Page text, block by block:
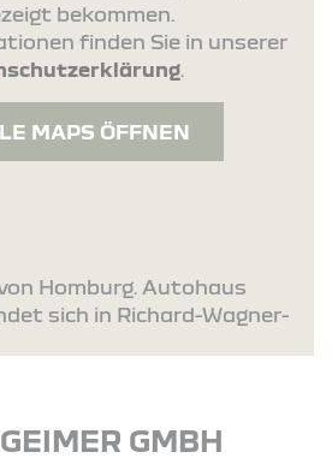
bekommen.
finden Sie in unserer
.
MAPS ÖFFNEN
Homburg. Autohaus
sich in Richard-Wagner-
GMBH